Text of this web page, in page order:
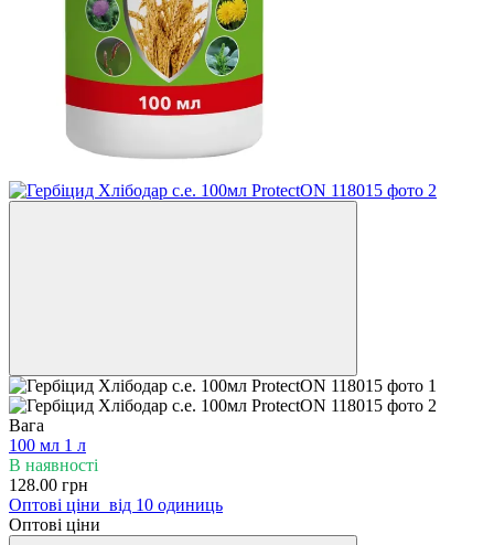
Вага
100 мл 1 л
В наявності
128.00 грн
Оптові ціни від 10 одиниць
Оптові ціни